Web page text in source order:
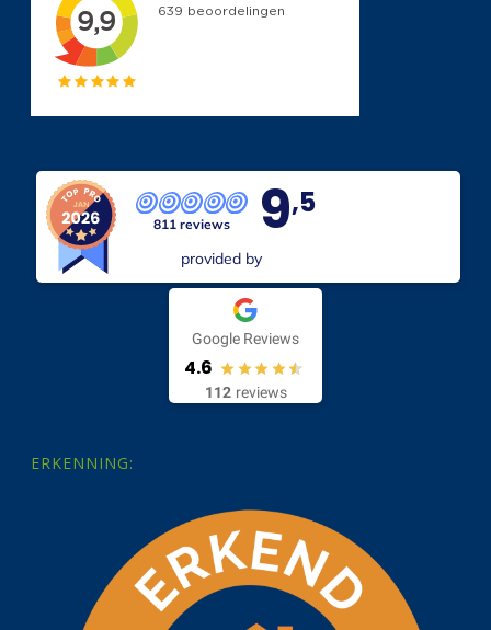
811 reviews 9,5
provided by
Google Reviews
4.6
112 reviews
ERKENNING: